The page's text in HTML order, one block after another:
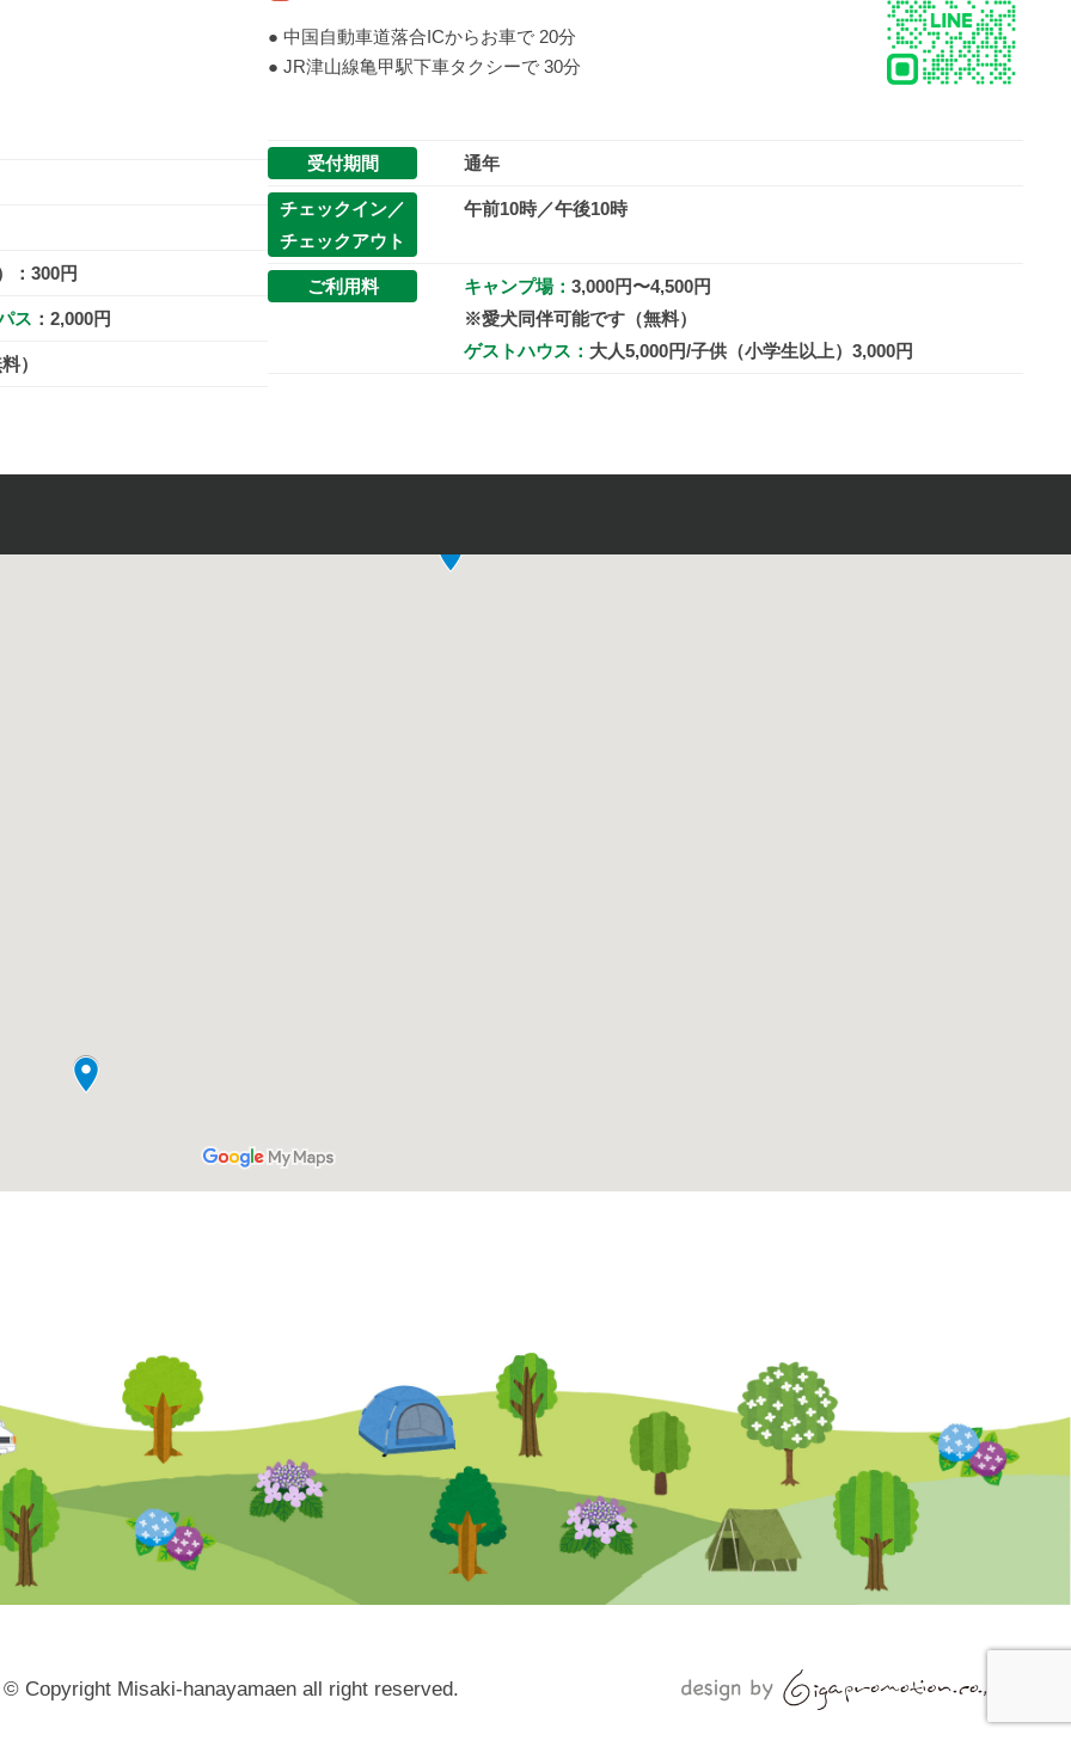
：300円
ス ：2,000円
）
● 中国自動車道落合ICからお車で 20分
● JR津山線亀甲駅下車タクシーで 30分
受付期間 通年
チェックイン／
チェックアウト
午前10時／午後10時
ご利用料 キャンプ場： 3,000円〜4,500円
※愛犬同伴可能です（無料）
ゲストハウス： 大人5,000円/子供（小学生以上）3,000円
© Copyright Misaki-hanayamaen all right reserved.